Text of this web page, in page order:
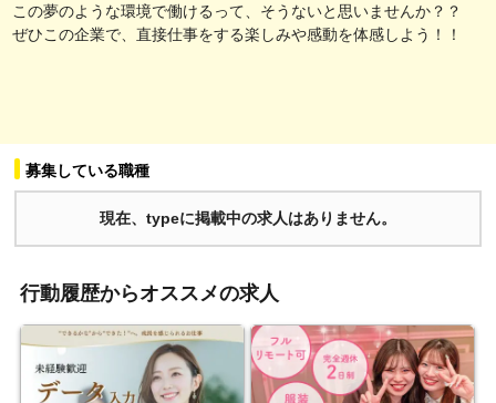
この夢のような環境で働けるって、そうないと思いませんか？？
ぜひこの企業で、直接仕事をする楽しみや感動を体感しよう！！
募集している職種
現在、typeに掲載中の求人はありません。
行動履歴からオススメの求人